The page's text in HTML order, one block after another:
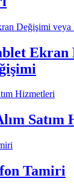
Ekran
Tamiri